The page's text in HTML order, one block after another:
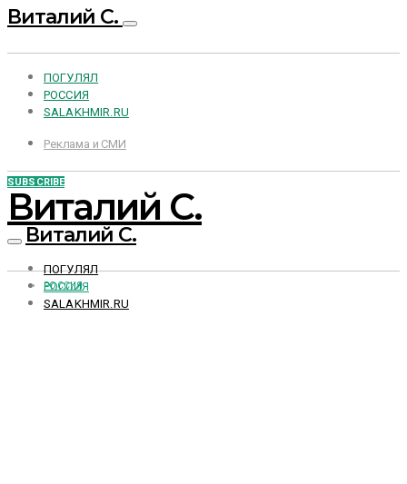
Виталий С.
ПОГУЛЯЛ
РОССИЯ
SALAKHMIR.RU
Реклама и СМИ
SUBSCRIBE
Виталий С.
Виталий С.
ПОГУЛЯЛ
РОССИЯ
SALAKHMIR.RU
РОССИЯ